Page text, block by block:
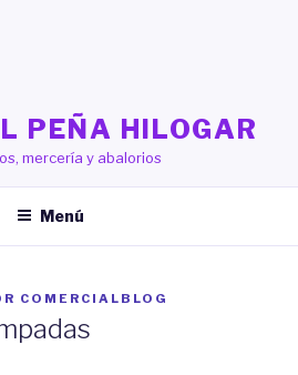
PEÑA HILOGAR
mercería y abalorios
Menú
COMERCIALBLOG